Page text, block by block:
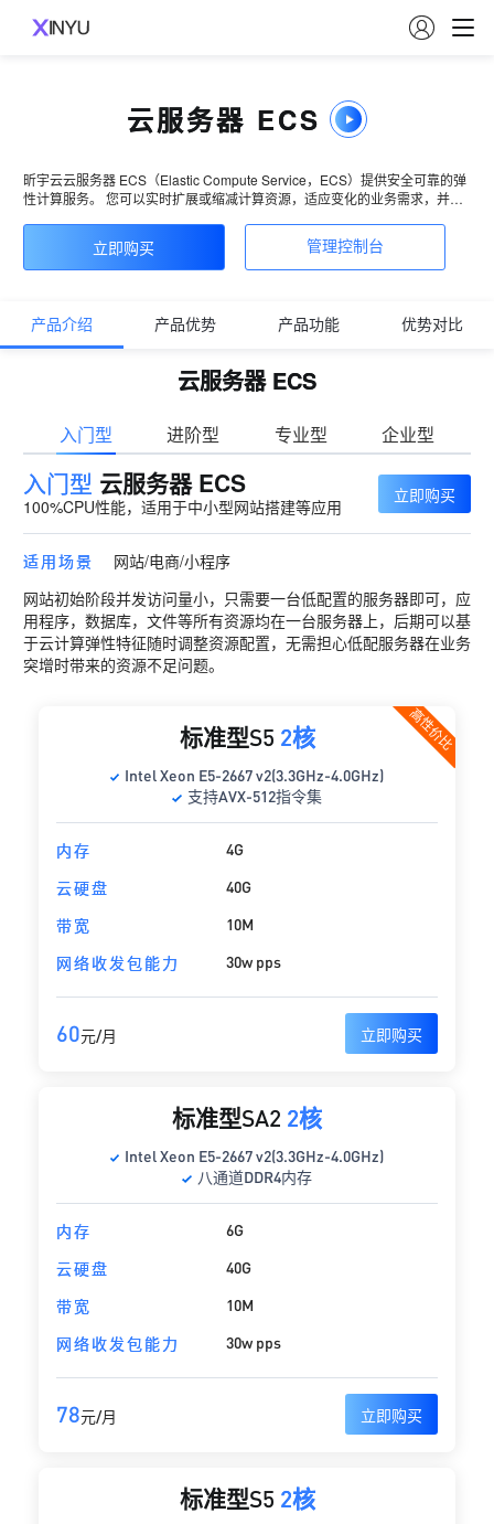

云服务器 ECS
昕宇云云服务器 ECS（Elastic Compute Service，ECS）提供安全可靠的弹
性计算服务。 您可以实时扩展或缩减计算资源，适应变化的业务需求，并只
立即购买 管理控制台
产品介绍 产品优势 产品功能 优势对比
云服务器 ECS
入门型 进阶型 专业型 企业型
入门型 云服务器 ECS
100%CPU性能，适用于中小型网站搭建等应用
立即购买
适用场景
网站/电商/小程序
网站初始阶段并发访问量小，只需要一台低配置的服务器即可，应
用程序，数据库，文件等所有资源均在一台服务器上，后期可以基
于云计算弹性特征随时调整资源配置，无需担心低配服务器在业务
突增时带来的资源不足问题。
高性价比
标准型S5 2核
Intel Xeon E5-2667 v2(3.3GHz-4.0GHz)
支持AVX-512指令集
内存
4G
云硬盘
40G
带宽
10M
网络收发包能力
30w pps
60元/月 立即购买
标准型SA2 2核
Intel Xeon E5-2667 v2(3.3GHz-4.0GHz)
八通道DDR4内存
内存
6G
云硬盘
40G
带宽
10M
网络收发包能力
30w pps
78元/月 立即购买
标准型S5 2核